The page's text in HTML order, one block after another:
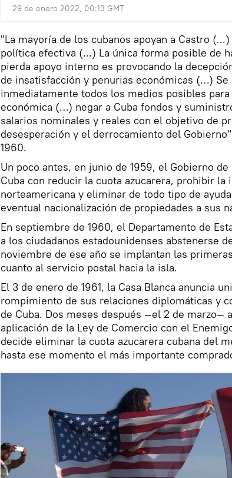
29 de enero 2022, 00:13 GMT
"La mayoría de los cubanos apoyan a Castro
política efectiva (...) La única forma posible de
pierda apoyo interno es provocando la
de insatisfacción y penurias económicas (…)
inmediatamente todos los medios posibles
económica (…) negar a Cuba fondos y
salarios nominales y reales con el objetivo de
desesperación y el derrocamiento del
1960.
Un poco antes, en junio de 1959, el Gobierno de
Cuba con reducir la cuota azucarera, prohibir la
norteamericana y eliminar de todo tipo de
eventual nacionalización de propiedades a sus
En septiembre de 1960, el Departamento de
a los ciudadanos estadounidenses abstenerse
noviembre de ese año se implantan las
cuanto al servicio postal hacia la isla.
El 3 de enero de 1961, la Casa Blanca anuncia
rompimiento de sus relaciones diplomáticas y
de Cuba. Dos meses después —el 2 de marzo—
aplicación de la Ley de Comercio con el
decide eliminar la cuota azucarera cubana del
hasta ese momento el más importante